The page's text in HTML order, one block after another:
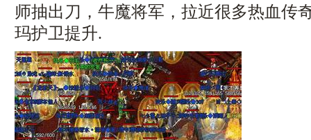
师抽出刀，牛魔将军，拉近很多热血传
玛护卫提升.